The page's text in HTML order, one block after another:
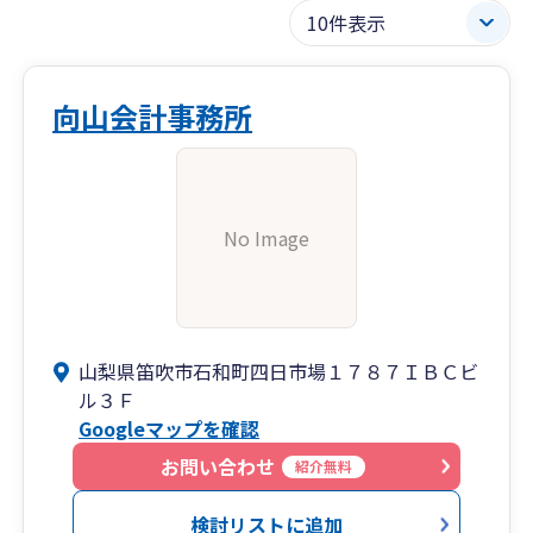
向山会計事務所
No Image
山梨県笛吹市石和町四日市場１７８７ＩＢＣビ
ル３Ｆ
Googleマップを確認
お問い合わせ
紹介無料
検討リストに追加